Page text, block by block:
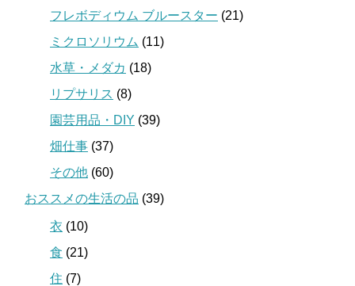
フレボディウム ブルースター (21)
ミクロソリウム (11)
水草・メダカ (18)
リプサリス (8)
園芸用品・DIY (39)
畑仕事 (37)
その他 (60)
おススメの生活の品 (39)
衣 (10)
食 (21)
住 (7)